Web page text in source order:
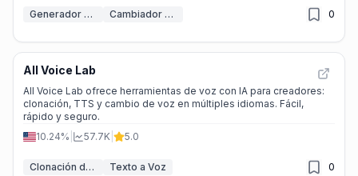
Generador de voz IA Cambiador de voz IA 0
All Voice Lab
All Voice Lab ofrece herramientas de voz con IA para creadores:
clonación, TTS y cambio de voz en múltiples idiomas. Fácil,
rápido y seguro.
10.24%
57.7K 5.0
Clonación de voz IA Texto a Voz 0